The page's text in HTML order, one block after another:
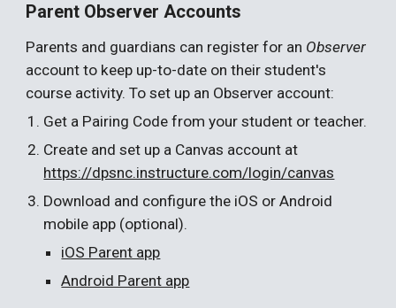
Parent Observer Accounts
Parents and guardians can register for an Observer
account to keep up-to-date on their student's
course activity. To set up an Observer account:
Get a Pairing Code from your student or teacher.
https://dpsnc.instructure.com/login/canvas
Download and configure the iOS or Android
mobile app (optional).
iOS Parent app
Android Parent app